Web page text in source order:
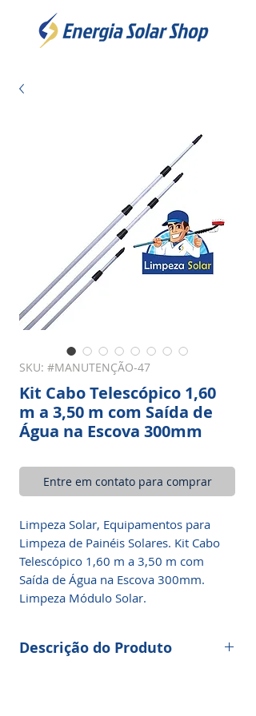
SKU: #MANUTENÇÃO-47
Kit Cabo Telescópico 1,60
m a 3,50 m com Saída de
Água na Escova 300mm
Entre em contato para comprar
Limpeza Solar, Equipamentos para
Limpeza de Painéis Solares. Kit Cabo
Telescópico 1,60 m a 3,50 m com
Saída de Água na Escova 300mm.
Limpeza Módulo Solar.
Descrição do Produto